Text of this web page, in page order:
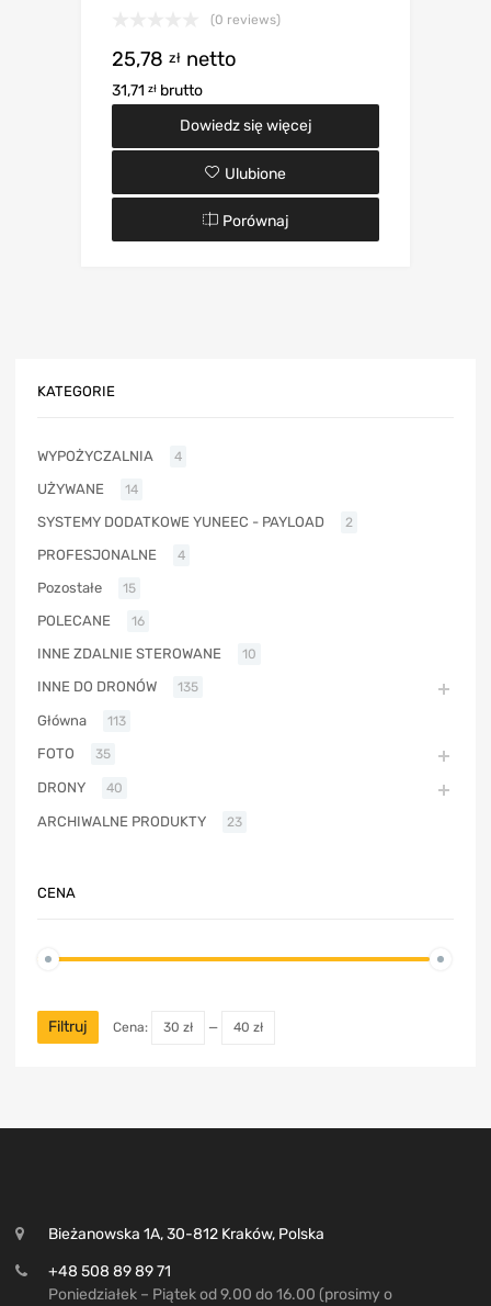
(0 reviews)
25,78 zł netto
31,71 zł brutto
Dowiedz się więcej
Ulubione
Porównaj
KATEGORIE
WYPOŻYCZALNIA 4
UŻYWANE 14
SYSTEMY DODATKOWE YUNEEC - PAYLOAD 2
PROFESJONALNE 4
Pozostałe 15
POLECANE 16
INNE ZDALNIE STEROWANE 10
INNE DO DRONÓW 135
Główna 113
FOTO 35
DRONY 40
ARCHIWALNE PRODUKTY 23
CENA
Filtruj Cena: 30 zł — 40 zł
Bieżanowska 1A, 30-812 Kraków, Polska
+48 508 89 89 71
Poniedziałek – Piątek od 9.00 do 16.00 (prosimy o